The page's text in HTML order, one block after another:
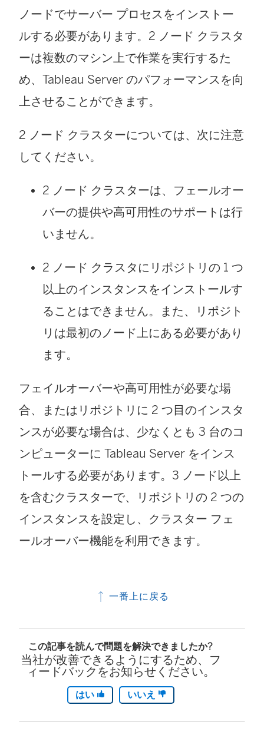
ノードでサーバー プロセスをインストー
ルする必要があります。2 ノード クラスタ
ーは複数のマシン上で作業を実行するた
め、Tableau Server のパフォーマンスを向
上させることができます。
2 ノード クラスターについては、次に注意
してください。
2 ノード クラスターは、フェールオー
バーの提供や高可用性のサポートは行
いません。
2 ノード クラスタにリポジトリの 1 つ
以上のインスタンスをインストールす
ることはできません。また、リポジト
リは最初のノード上にある必要があり
ます。
フェイルオーバーや高可用性が必要な場
合、またはリポジトリに 2 つ目のインスタ
ンスが必要な場合は、少なくとも 3 台のコ
ンピューターに Tableau Server をインス
トールする必要があります。3 ノード以上
を含むクラスターで、リポジトリの 2 つの
インスタンスを設定し、クラスター フェ
ールオーバー機能を利用できます。
一番上に戻る
この記事を読んで問題を解決できましたか?
当社が改善できるようにするため、フ
ィードバックをお知らせください。
はい いいえ